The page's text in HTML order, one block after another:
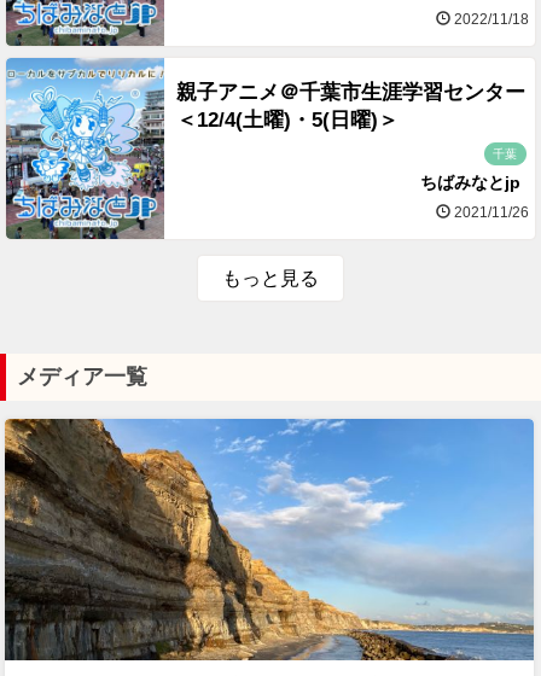
2022/11/18
親子アニメ＠千葉市生涯学習センター
＜12/4(土曜)・5(日曜)＞
千葉
ちばみなとjp
2021/11/26
もっと見る
メディア一覧